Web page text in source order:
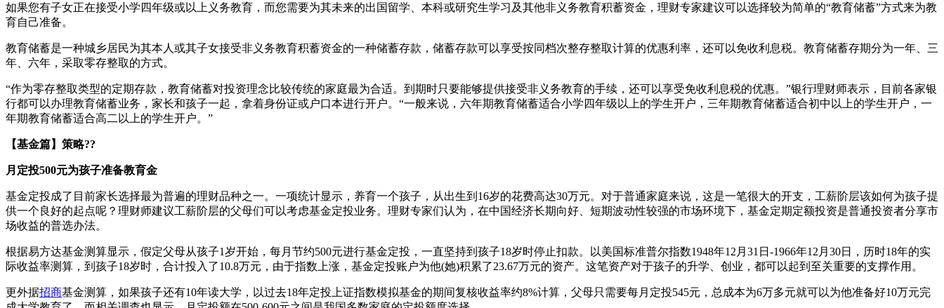
如果您有子女正在接受小学四年级或以上义务教育，而您需要为其未来的出国留学、本科或研究生学习及其他非义务教育积蓄资金，理财专家建议可以选择较为简单的“教育储蓄”方式来为教
育自己准备。
教育储蓄是一种城乡居民为其本人或其子女接受非义务教育积蓄资金的一种储蓄存款，储蓄存款可以享受按同档次整存整取计算的优惠利率，还可以免收利息税。教育储蓄存期分为一年、三
年、六年，采取零存整取的方式。
“作为零存整取类型的定期存款，教育储蓄对投资理念比较传统的家庭最为合适。到期时只要能够提供接受非义务教育的手续，还可以享受免收利息税的优惠。”银行理财师表示，目前各家银
行都可以办理教育储蓄业务，家长和孩子一起，拿着身份证或户口本进行开户。“一般来说，六年期教育储蓄适合小学四年级以上的学生开户，三年期教育储蓄适合初中以上的学生开户，一
年期教育储蓄适合高二以上的学生开户。”
【基金篇】策略??
月定投500元为孩子准备教育金
基金定投成了目前家长选择最为普遍的理财品种之一。一项统计显示，养育一个孩子，从出生到16岁的花费高达30万元。对于普通家庭来说，这是一笔很大的开支，工薪阶层该如何为孩子提
供一个良好的起点呢？理财师建议工薪阶层的父母们可以考虑基金定投业务。理财专家们认为，在中国经济长期向好、短期波动性较强的市场环境下，基金定期定额投资是普通投资者分享市
场收益的普选办法。
根据易方达基金测算显示，假定父母从孩子1岁开始，每月节约500元进行基金定投，一直坚持到孩子18岁时停止扣款。以美国标准普尔指数1948年12月31日-1966年12月30日，历时18年的实
际收益率测算，到孩子18岁时，合计投入了10.8万元，由于指数上涨，基金定投账户为他(她)积累了23.67万元的资产。这笔资产对于孩子的升学、创业，都可以起到至关重要的支撑作用。
更外据招商基金测算，如果孩子还有10年读大学，以过去18年定投上证指数模拟基金的期间复核收益率约8%计算，父母只需要每月定投545元，总成本为6万多元就可以为他准备好10万元完